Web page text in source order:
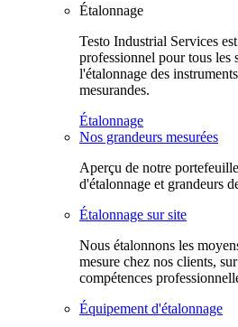
Étalonnage
Testo Industrial Services
professionnel pour tous les
l'étalonnage des
mesurandes.
Étalonnage
Nos grandeurs mesurées
Aperçu de notre
d'étalonnage et grandeurs
Étalonnage sur site
Nous étalonnons les
mesure chez nos clients,
compétences
Équipement d'étalonnage